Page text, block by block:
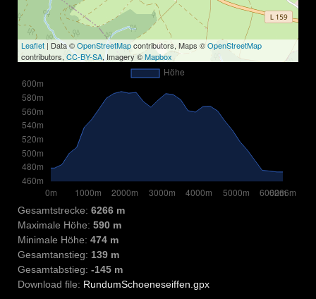
Leaflet | Data ©OpenStreetMapcontributors, Maps ©OpenStreetMap
contributors, CC-BY-SA, Imagery ©Mapbox
Gesamtstrecke: 6266 m
Maximale Höhe: 590 m
Minimale Höhe: 474 m
Gesamtanstieg: 139 m
Gesamtabstieg: -145 m
Download file: RundumSchoeneseiffen.gpx